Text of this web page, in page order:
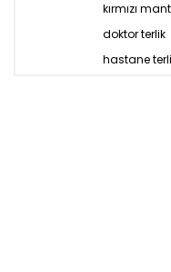
kırmızı
doktor terlik
hastane